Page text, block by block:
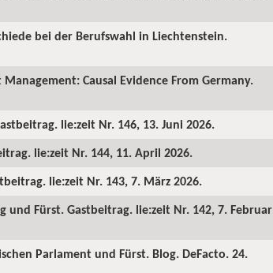
bei der Berufswahl in Liechtenstein.
Causal Evidence From Germany.
lie:zeit Nr. 146, 13. Juni 2026.
lie:zeit Nr. 144, 11. April 2026.
lie:zeit Nr. 143, 7. März 2026.
und Fürst. Gastbeitrag. lie:zeit Nr. 142, 7. Februar
Parlament und Fürst. Blog. DeFacto. 24.